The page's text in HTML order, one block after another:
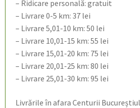
– Ridicare personală: gratuit
– Livrare 0-5 km: 37 lei
– Livrare 5,01-10 km: 50 lei
– Livrare 10,01-15 km: 55 lei
– Livrare 15,01-20 km: 75 lei
– Livrare 20,01-25 km: 80 lei
– Livrare 25,01-30 km: 95 lei
Livrările în afara Centurii